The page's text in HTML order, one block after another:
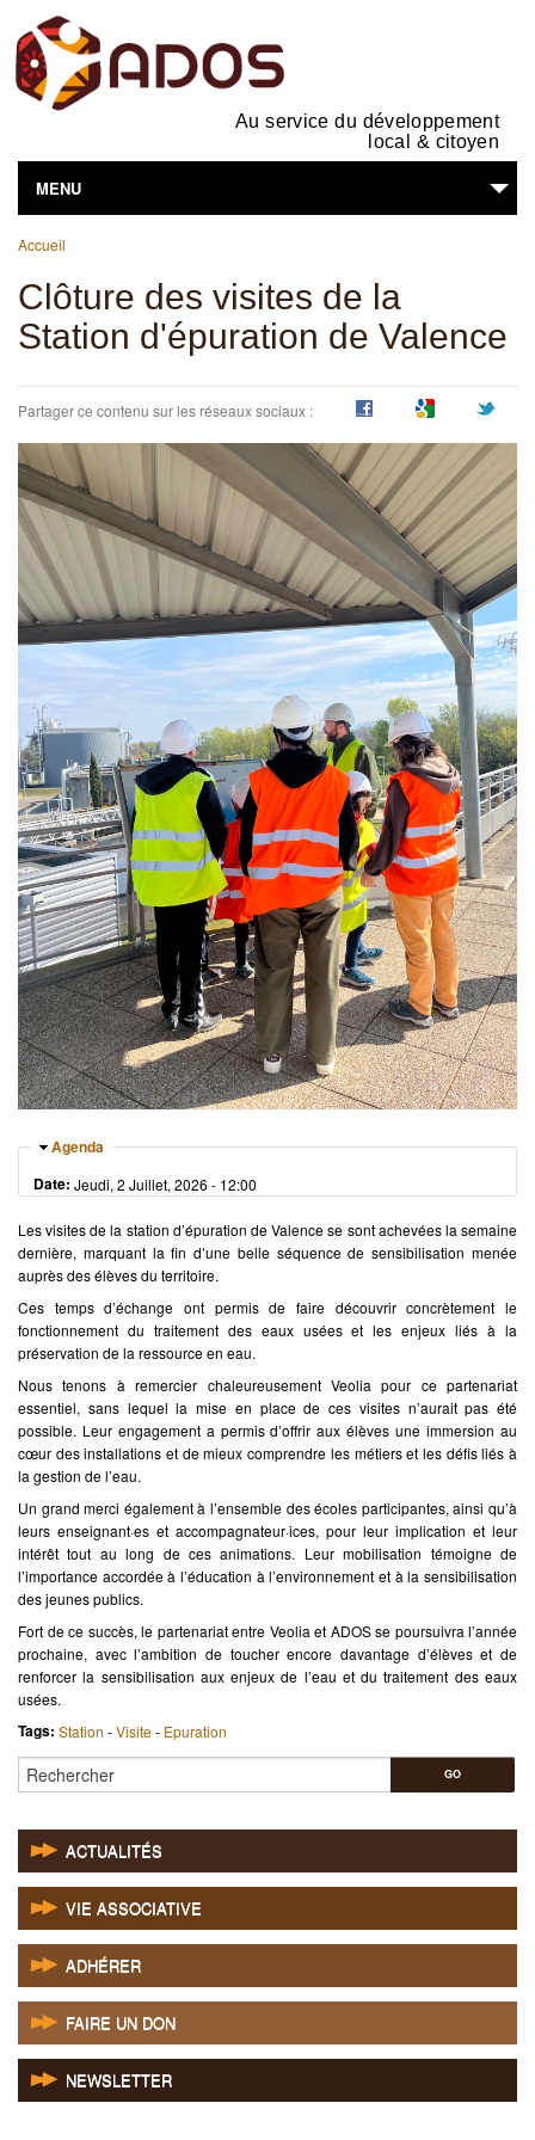
Au service du développement
local & citoyen
MENU
L'ASSOCIATION
NOS ACTIVITÉS
SUPPORTS EN LIGNE
VOUS ÊTES...
Vous êtes ici
Accueil
Clôture des visites de la
Station d'épuration de Valence
Partager ce contenu sur les réseaux sociaux :
Masquer
Agenda
Date: Jeudi, 2 Juillet, 2026 - 12:00
Les visites de la station d’épuration de Valence se sont achevées la semaine
dernière, marquant la fin d’une belle séquence de sensibilisation menée
auprès des élèves du territoire.
Ces temps d’échange ont permis de faire découvrir concrètement le
fonctionnement du traitement des eaux usées et les enjeux liés à la
préservation de la ressource en eau.
Nous tenons à remercier chaleureusement Veolia pour ce partenariat
essentiel, sans lequel la mise en place de ces visites n’aurait pas été
possible. Leur engagement a permis d’offrir aux élèves une immersion au
cœur des installations et de mieux comprendre les métiers et les défis liés à
la gestion de l’eau.
Un grand merci également à l’ensemble des écoles participantes, ainsi qu’à
leurs enseignant·es et accompagnateur·ices, pour leur implication et leur
intérêt tout au long de ces animations. Leur mobilisation témoigne de
l’importance accordée à l’éducation à l’environnement et à la sensibilisation
des jeunes publics.
Fort de ce succès, le partenariat entre Veolia et ADOS se poursuivra l’année
prochaine, avec l’ambition de toucher encore davantage d’élèves et de
renforcer la sensibilisation aux enjeux de l’eau et du traitement des eaux
usées.
Tags: Station -Visite- Epuration
Rechercher
ACTUALITÉS
VIE ASSOCIATIVE
ADHÉRER
FAIRE UN DON
NEWSLETTER